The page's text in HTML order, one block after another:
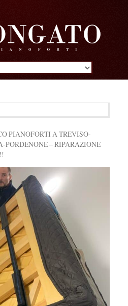
PIANOFORTI A TREVISO-
PORDENONE – RIPARAZIONE